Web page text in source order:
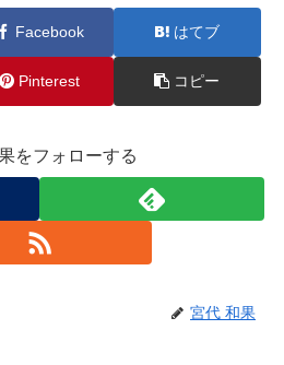
Facebook はてブ
Pinterest コピー
をフォローする
宮代 和果